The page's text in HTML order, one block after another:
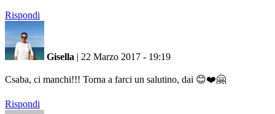
Rispondi
Gisella | 22 Marzo 2017 - 19:19
Csaba, ci manchi!!! Torna a farci un salutino, dai 😊❤️🤗
Rispondi